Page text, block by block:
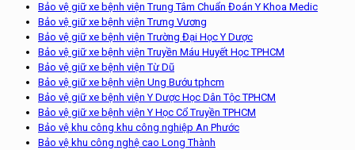
Bảo vệ giữ xe bệnh viện Trung Tâm Chuẩn Đoán Y Khoa Medic
Bảo vệ giữ xe bệnh viện Trưng Vương
Bảo vệ giữ xe bệnh viện Trường Đại Học Y Dược
Bảo vệ giữ xe bệnh viện Truyền Máu Huyết Học TPHCM
Bảo vệ giữ xe bệnh viện Từ Dũ
Bảo vệ giữ xe bệnh viện Ung Bướu tphcm
Bảo vệ giữ xe bệnh viện Y Dược Học Dân Tộc TPHCM
Bảo vệ giữ xe bệnh viện Y Học Cổ Truyền TPHCM
Bảo vệ khu công khu công nghiệp An Phước
Bảo vệ khu công nghệ cao Long Thành